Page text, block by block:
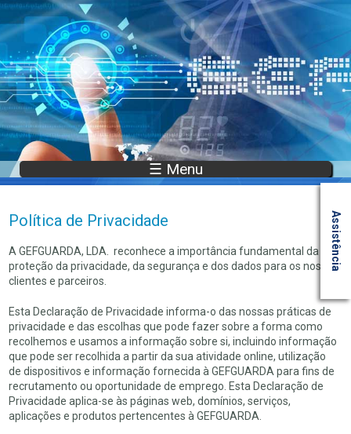
☰ Menu
Assistência
Política de Privacidade
A GEFGUARDA, LDA. reconhece a importância fundamental da
proteção da privacidade, da segurança e dos dados para os nossos
clientes e parceiros.
Esta Declaração de Privacidade informa-o das nossas práticas de
privacidade e das escolhas que pode fazer sobre a forma como
recolhemos e usamos a informação sobre si, incluindo informação
que pode ser recolhida a partir da sua atividade online, utilização
de dispositivos e informação fornecida à GEFGUARDA para fins de
recrutamento ou oportunidade de emprego. Esta Declaração de
Privacidade aplica-se às páginas web, domínios, serviços,
aplicações e produtos pertencentes à GEFGUARDA.